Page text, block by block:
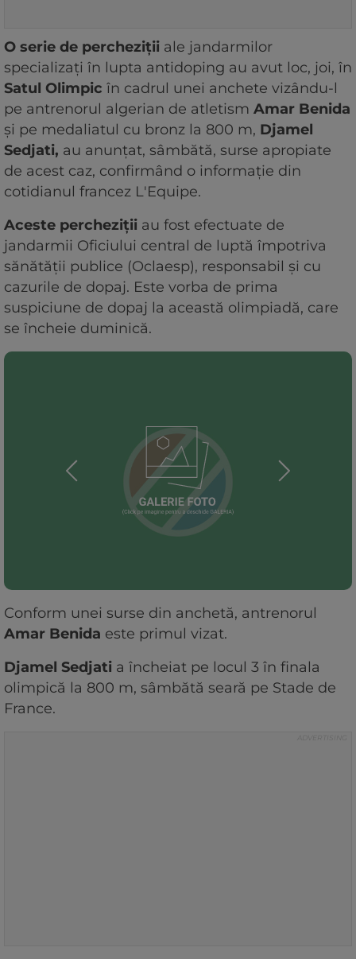
O serie de percheziţii ale jandarmilor
specializaţi în lupta antidoping au avut loc, joi, în
Satul Olimpic în cadrul unei anchete vizându-l
pe antrenorul algerian de atletism Amar Benida
şi pe medaliatul cu bronz la 800 m, Djamel
Sedjati, au anunţat, sâmbătă, surse apropiate
de acest caz, confirmând o informaţie din
cotidianul francez L'Equipe.
Aceste percheziţii au fost efectuate de
jandarmii Oficiului central de luptă împotriva
sănătăţii publice (Oclaesp), responsabil şi cu
cazurile de dopaj. Este vorba de prima
suspiciune de dopaj la această olimpiadă, care
se încheie duminică.
Conform unei surse din anchetă, antrenorul
Amar Benida este primul vizat.
Djamel Sedjati a încheiat pe locul 3 în finala
olimpică la 800 m, sâmbătă seară pe Stade de
France.